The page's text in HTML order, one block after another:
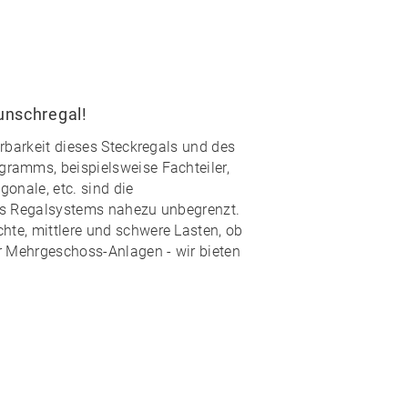
dieses Steckregals und des
, beispielsweise Fachteiler,
etc. sind die
Regalsystems nahezu unbegrenzt.
mittlere und schwere Lasten, ob
Anlagen - wir bieten